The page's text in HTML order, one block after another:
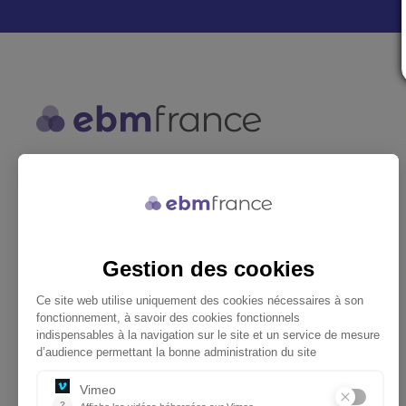
connaissances médicales gratuite
adaptée à la pratique de la médecine